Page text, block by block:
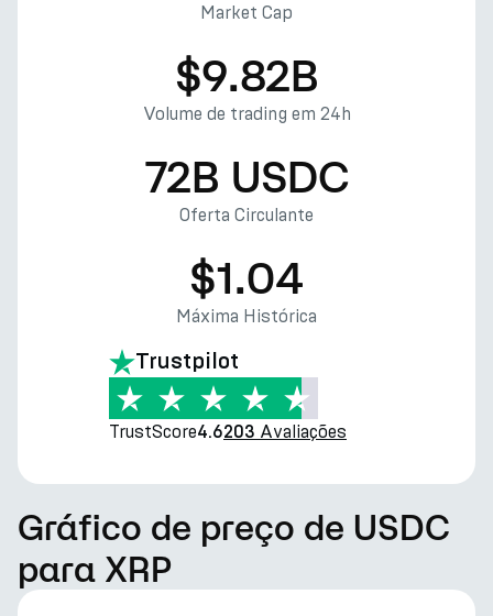
Market Cap
$9.82B
Volume de trading em 24h
72B USDC
Oferta Circulante
$1.04
Máxima Histórica
Trustpilot
TrustScore4.6203 Avaliações
Gráfico de preço de USDC
para XRP